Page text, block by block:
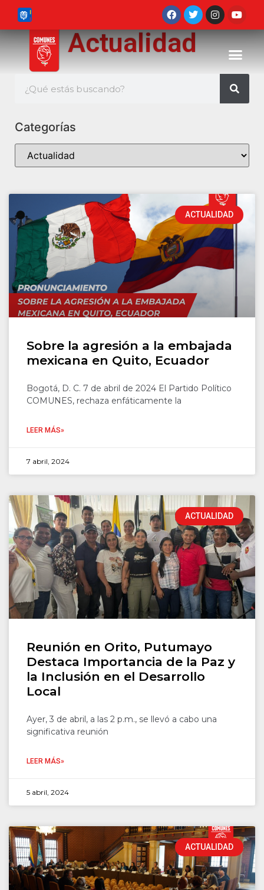
Actualidad
Categorías
ACTUALIDAD
Sobre la agresión a la embajada
mexicana en Quito, Ecuador
Bogotá, D. C. 7 de abril de 2024 El Partido Político
COMUNES, rechaza enfáticamente la
LEER MÁS»
7 abril, 2024
ACTUALIDAD
Reunión en Orito, Putumayo
Destaca Importancia de la Paz y
la Inclusión en el Desarrollo
Local
Ayer, 3 de abril, a las 2 p.m., se llevó a cabo una
significativa reunión
LEER MÁS»
5 abril, 2024
ACTUALIDAD